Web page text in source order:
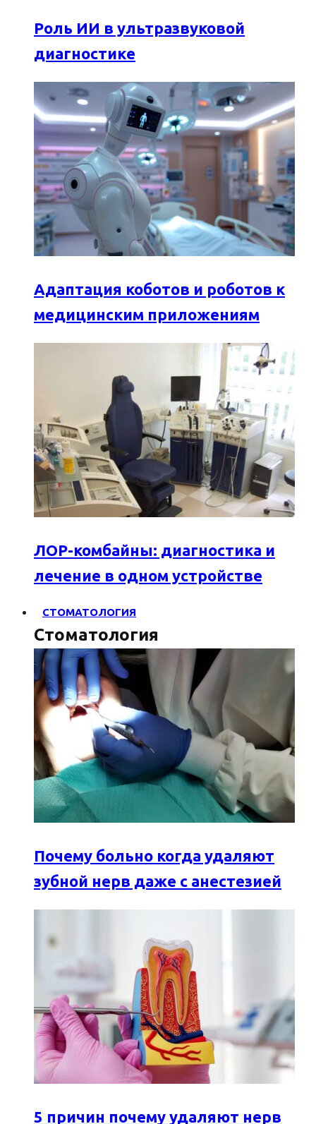
Роль ИИ в ультразвуковой
диагностике
Адаптация коботов и роботов к
медицинским приложениям
ЛОР-комбайны: диагностика и
лечение в одном устройстве
СТОМАТОЛОГИЯ
Стоматология
Почему больно когда удаляют
зубной нерв даже с анестезией
5 причин почему удаляют нерв